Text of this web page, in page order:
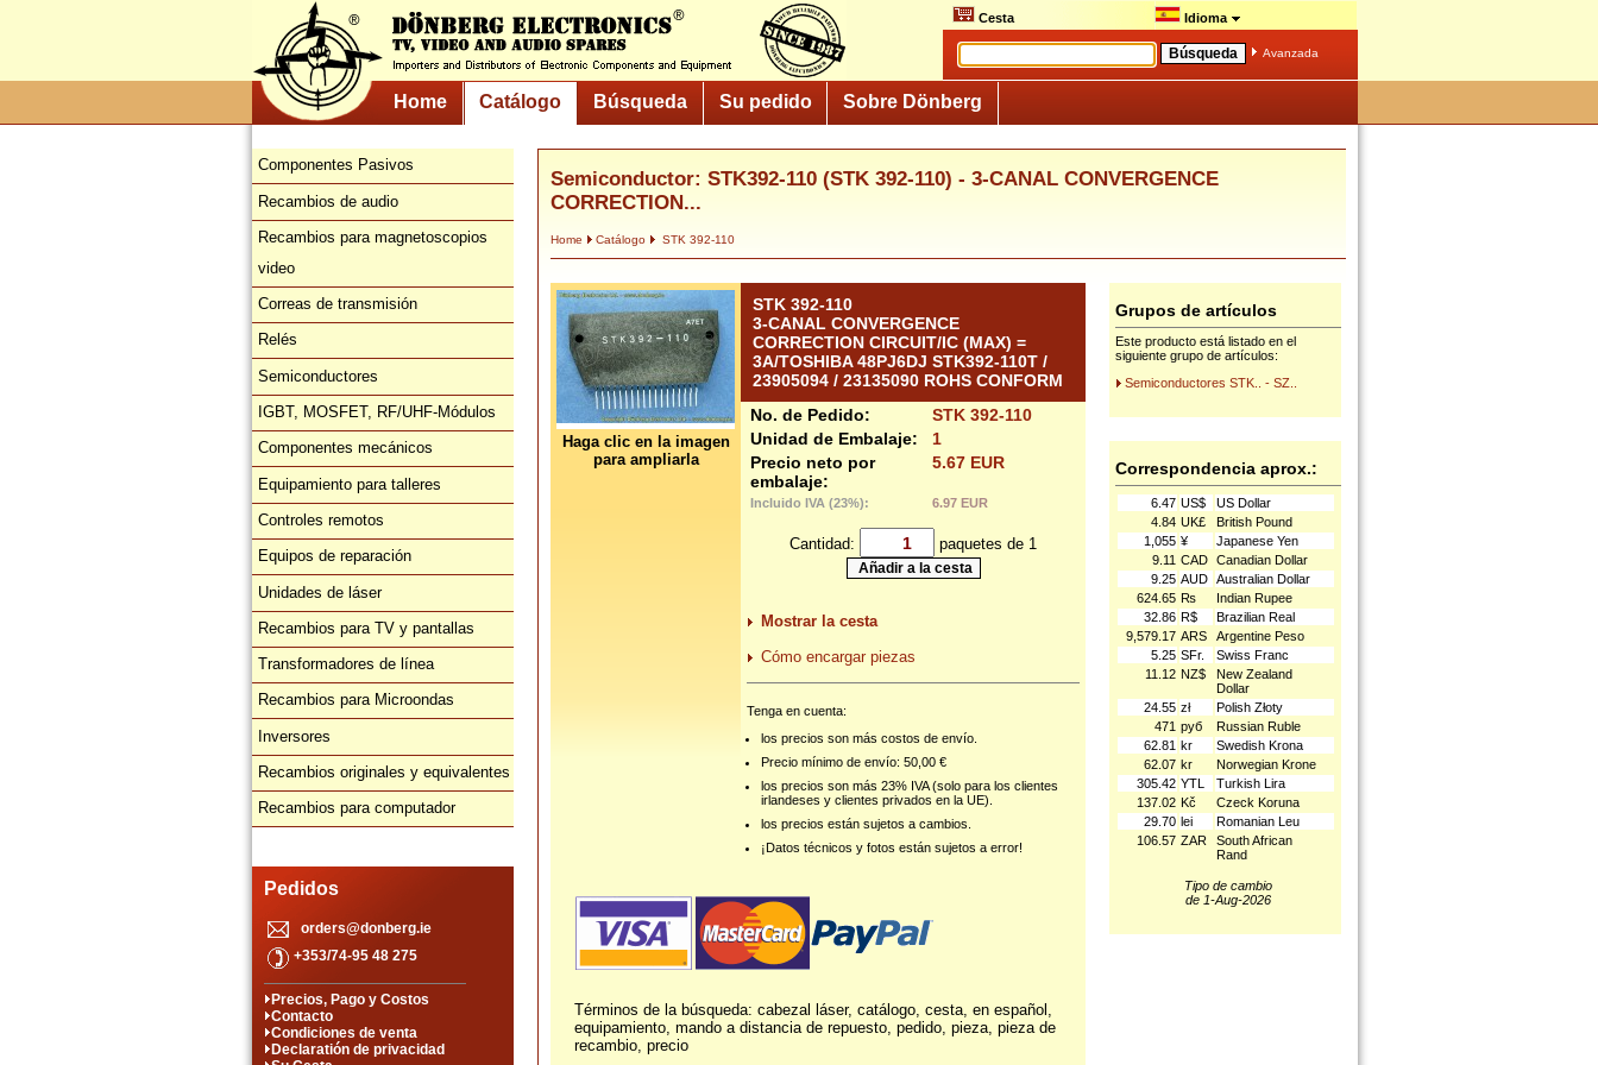
Cesta Idioma
Avanzada
Home Catálogo Búsqueda Su pedido Sobre Dönberg
Componentes Pasivos
Recambios de audio
Recambios para magnetoscopios
video
Correas de transmisión
Relés
Semiconductores
IGBT, MOSFET, RF/UHF-Módulos
Componentes mecánicos
Equipamiento para talleres
Controles remotos
Equipos de reparación
Unidades de láser
Recambios para TV y pantallas
Transformadores de línea
Recambios para Microondas
Inversores
Recambios originales y equivalentes
Recambios para computador
Pedidos
orders@donberg.ie
+353/74-95 48 275
Precios, Pago y Costos
Contacto
Condiciones de venta
Declaratión de privacidad
Semiconductor: STK392-110 (STK 392-110) - 3-CANAL CONVERGENCE
CORRECTION...
Home Catálogo STK 392-110
Haga clic en la imagen
para ampliarla
STK 392-110
3-CANAL CONVERGENCE
CORRECTION CIRCUIT/IC (MAX) =
3A/TOSHIBA 48PJ6DJ STK392-110T /
23905094 / 23135090 ROHS CONFORM
No. de Pedido:
STK 392-110
Unidad de Embalaje:
1
Precio neto por
embalaje:
5.67 EUR
Incluido IVA (23%): 6.97 EUR
Cantidad: paquetes de 1
Mostrar la cesta
Cómo encargar piezas
Tenga en cuenta:
los precios son más costos de envío.
Precio mínimo de envío: 50,00 €
los precios son más 23% IVA (solo para los clientes
irlandeses y clientes privados en la UE).
los precios están sujetos a cambios.
¡Datos técnicos y fotos están sujetos a error!
Términos de la búsqueda: cabezal láser, catálogo, cesta, en español,
equipamiento, mando a distancia de repuesto, pedido, pieza, pieza de
recambio, precio
Grupos de artículos
Este producto está listado en el
siguiente grupo de artículos:
Semiconductores STK.. - SZ..
Correspondencia aprox.:
6.47 US$
US Dollar
4.84 UK£
British Pound
1,055 ¥
Japanese Yen
9.11 CAD Canadian Dollar
9.25 AUD Australian Dollar
624.65 ₨
Indian Rupee
32.86 R$
Brazilian Real
9,579.17 ARS
Argentine Peso
5.25 SFr.
Swiss Franc
11.12 NZ$
New Zealand
Dollar
24.55 zł
Polish Złoty
471 руб
Russian Ruble
62.81 kr
Swedish Krona
62.07 kr
Norwegian Krone
305.42 YTL
Turkish Lira
137.02 Kč
Czeck Koruna
29.70 lei
Romanian Leu
106.57 ZAR
South African
Rand
Tipo de cambio
de 1-Aug-2026